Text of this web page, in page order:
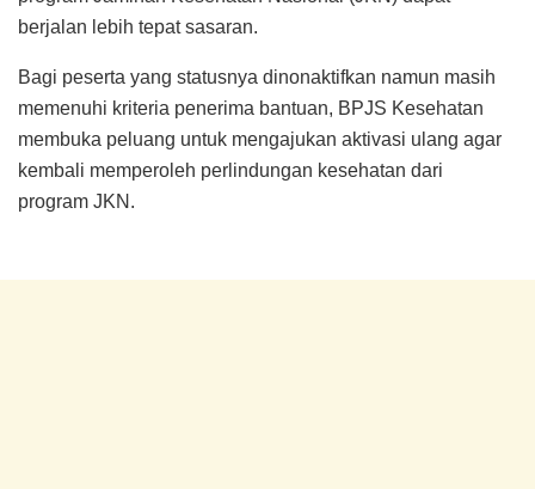
berjalan lebih tepat sasaran.
Bagi peserta yang statusnya dinonaktifkan namun masih
memenuhi kriteria penerima bantuan, BPJS Kesehatan
membuka peluang untuk mengajukan aktivasi ulang agar
kembali memperoleh perlindungan kesehatan dari
program JKN.